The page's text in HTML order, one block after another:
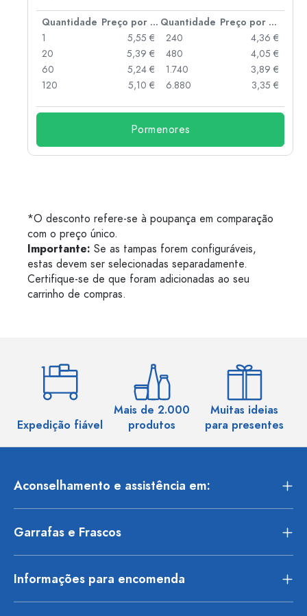
Quantidade Preço por peça Quantidade
Preço por peça
1
5,55 €
20
5,39 €
60
5,24 €
120
5,10 €
240
4,36 €
480
4,05 €
1.740
3,89 €
6.880
3,35 €
Pormenores
*O desconto refere-se à poupança em comparação
com o preço único.
Importante: Se as tampas forem configuráveis,
estas devem ser selecionadas separadamente.
Certifique-se de que foram adicionadas ao seu
carrinho de compras.
Expedição fiável
Mais de 2.000
produtos
Muitas ideias
para presentes
Aconselhamento e assistência em:
Garrafas e Frascos
Informações para encomenda